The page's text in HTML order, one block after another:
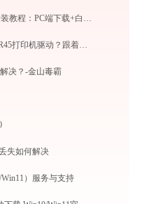
植物大战僵尸杂交版 v3.14 权威安装教程：PC端下载+白屏闪退完美解决
如何轻松下载和安装HP OfficeJet R45打印机驱动？跟着这篇指南走
决？-金山毒霸
失如何解决
）服务与支持